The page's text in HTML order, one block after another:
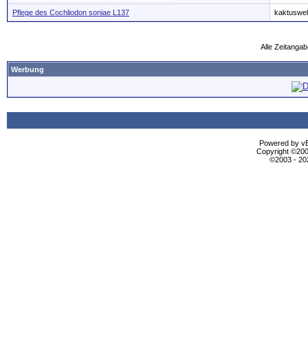
Pflege des Cochliodon soniae L137
Alle
Werbung
Powered by
Copyright
©2003 -